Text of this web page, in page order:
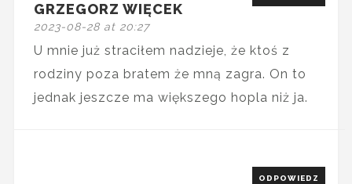
GRZEGORZ WIĘCEK
2023-08-28 at 20:27
U mnie już straciłem nadzieje, że ktoś z
rodziny poza bratem że mną zagra. On to
jednak jeszcze ma większego hopla niż ja.
ODPOWIEDZ